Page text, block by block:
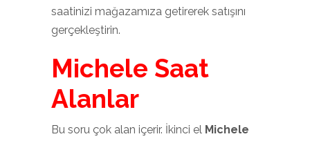
saatinizi mağazamıza getirerek satışını
gerçekleştirin.
Michele Saat
Alanlar
Bu soru çok alan içerir. İkinci el Michele